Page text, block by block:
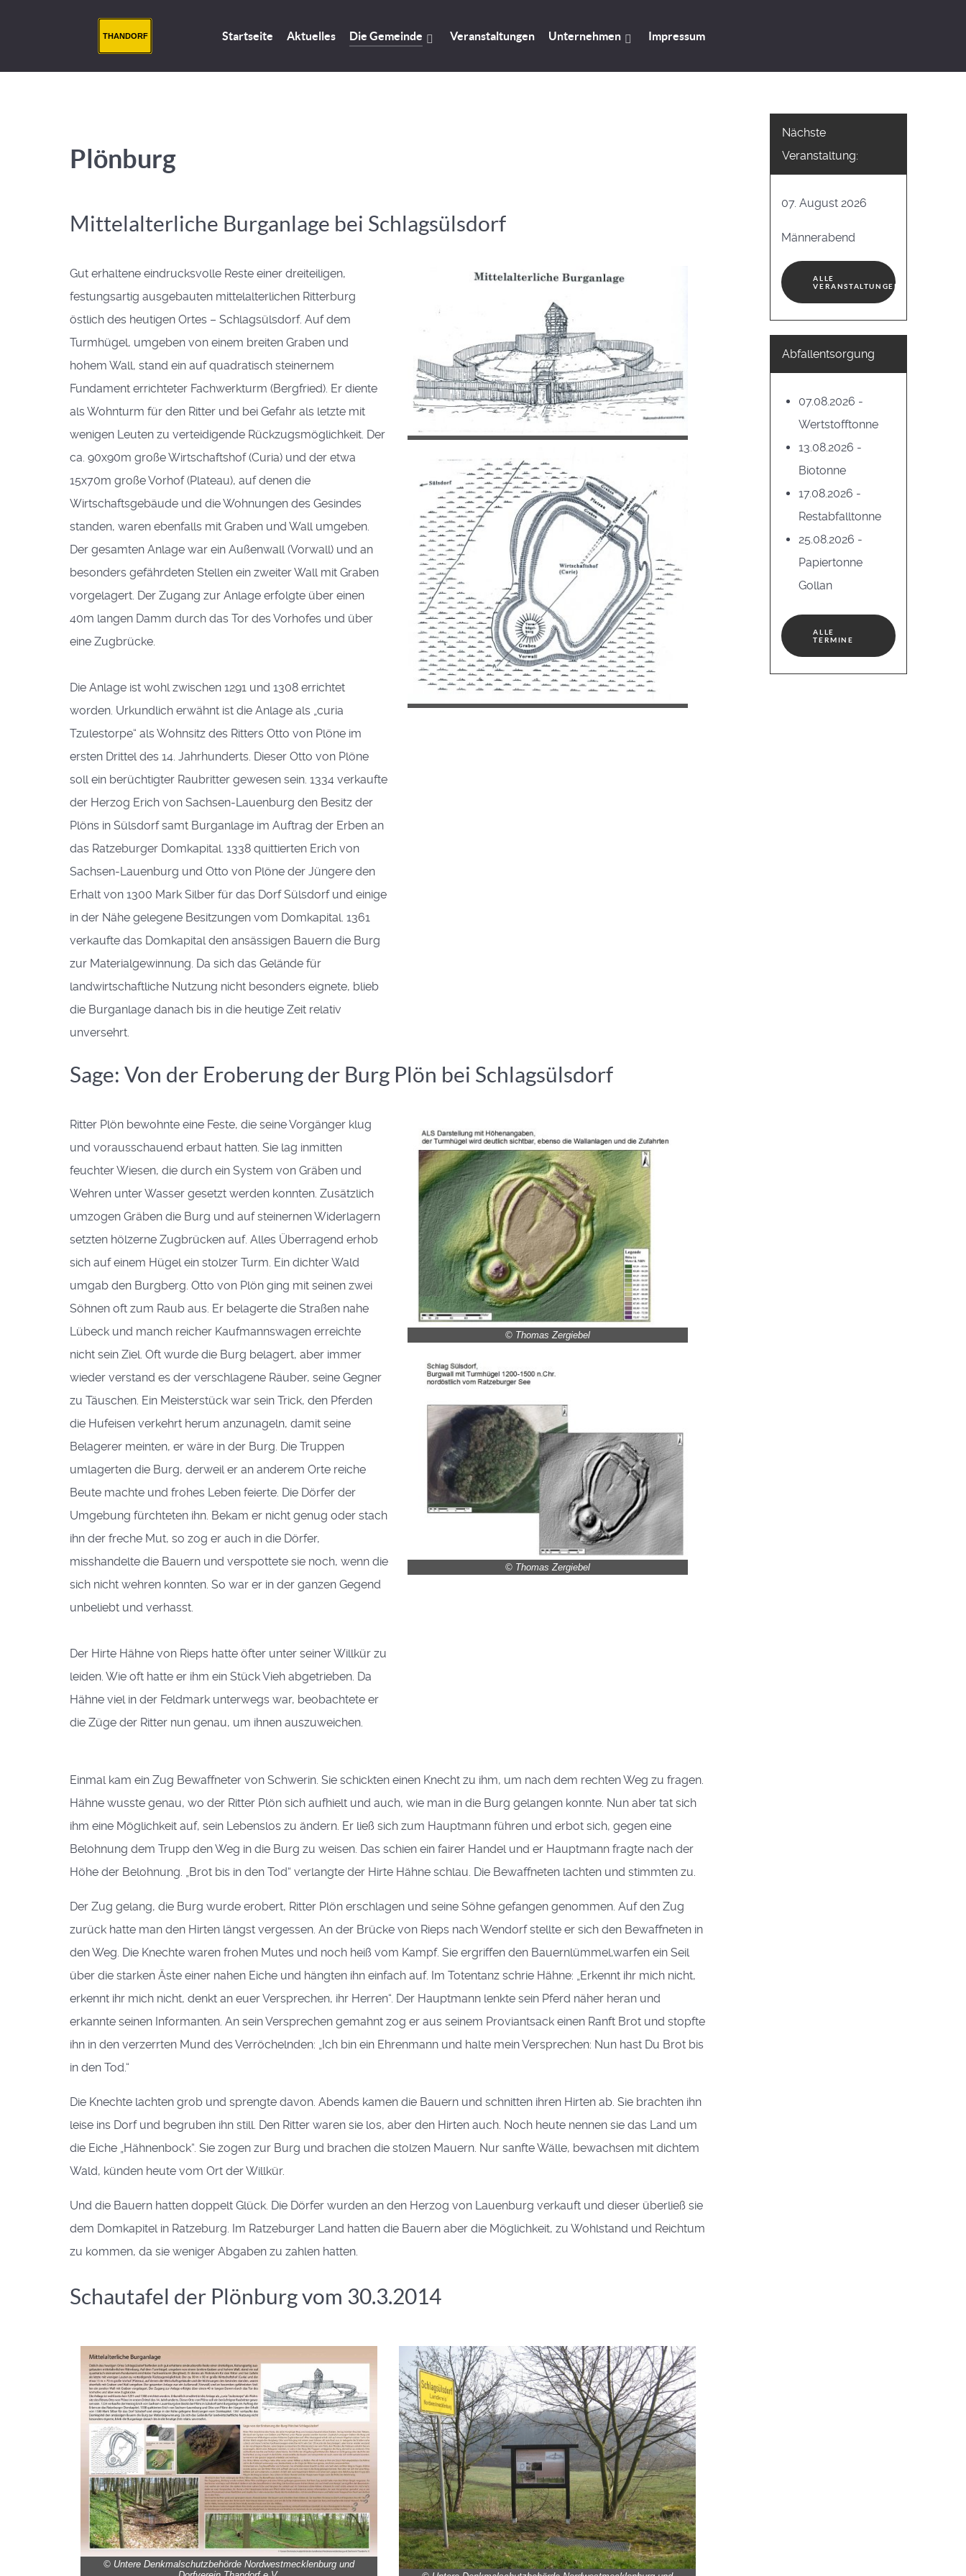
THANDORF Startseite Aktuelles Die Gemeinde Veranstaltungen Unternehmen Impressum
Plönburg
Mittelalterliche Burganlage bei Schlagsülsdorf
Gut erhaltene eindrucksvolle Reste einer dreiteiligen,
festungsartig ausgebauten mittelalterlichen Ritterburg
östlich des heutigen Ortes – Schlagsülsdorf. Auf dem
Turmhügel, umgeben von einem breiten Graben und
hohem Wall, stand ein auf quadratisch steinernem
Fundament errichteter Fachwerkturm (Bergfried). Er diente
als Wohnturm für den Ritter und bei Gefahr als letzte mit
wenigen Leuten zu verteidigende Rückzugsmöglichkeit. Der
ca. 90x90m große Wirtschaftshof (Curia) und der etwa
15x70m große Vorhof (Plateau), auf denen die
Wirtschaftsgebäude und die Wohnungen des Gesindes
standen, waren ebenfalls mit Graben und Wall umgeben.
Der gesamten Anlage war ein Außenwall (Vorwall) und an
besonders gefährdeten Stellen ein zweiter Wall mit Graben
vorgelagert. Der Zugang zur Anlage erfolgte über einen
40m langen Damm durch das Tor des Vorhofes und über
eine Zugbrücke.
Die Anlage ist wohl zwischen 1291 und 1308 errichtet
worden. Urkundlich erwähnt ist die Anlage als „curia
Tzulestorpe“ als Wohnsitz des Ritters Otto von Plöne im
ersten Drittel des 14. Jahrhunderts. Dieser Otto von Plöne
soll ein berüchtigter Raubritter gewesen sein. 1334 verkaufte
der Herzog Erich von Sachsen-Lauenburg den Besitz der
Plöns in Sülsdorf samt Burganlage im Auftrag der Erben an
das Ratzeburger Domkapital. 1338 quittierten Erich von
Sachsen-Lauenburg und Otto von Plöne der Jüngere den
Erhalt von 1300 Mark Silber für das Dorf Sülsdorf und einige
in der Nähe gelegene Besitzungen vom Domkapital. 1361
verkaufte das Domkapital den ansässigen Bauern die Burg
zur Materialgewinnung. Da sich das Gelände für
landwirtschaftliche Nutzung nicht besonders eignete, blieb
die Burganlage danach bis in die heutige Zeit relativ
unversehrt.
Sage: Von der Eroberung der Burg Plön bei Schlagsülsdorf
Ritter Plön bewohnte eine Feste, die seine Vorgänger klug
und vorausschauend erbaut hatten. Sie lag inmitten
feuchter Wiesen, die durch ein System von Gräben und
Wehren unter Wasser gesetzt werden konnten. Zusätzlich
umzogen Gräben die Burg und auf steinernen Widerlagern
setzten hölzerne Zugbrücken auf. Alles Überragend erhob
sich auf einem Hügel ein stolzer Turm. Ein dichter Wald
umgab den Burgberg. Otto von Plön ging mit seinen zwei
Söhnen oft zum Raub aus. Er belagerte die Straßen nahe
Lübeck und manch reicher Kaufmannswagen erreichte
nicht sein Ziel. Oft wurde die Burg belagert, aber immer
wieder verstand es der verschlagene Räuber, seine Gegner
zu Täuschen. Ein Meisterstück war sein Trick, den Pferden
die Hufeisen verkehrt herum anzunageln, damit seine
Belagerer meinten, er wäre in der Burg. Die Truppen
umlagerten die Burg, derweil er an anderem Orte reiche
Beute machte und frohes Leben feierte. Die Dörfer der
Umgebung fürchteten ihn. Bekam er nicht genug oder stach
ihn der freche Mut, so zog er auch in die Dörfer,
misshandelte die Bauern und verspottete sie noch, wenn die
sich nicht wehren konnten. So war er in der ganzen Gegend
unbeliebt und verhasst.
Der Hirte Hähne von Rieps hatte öfter unter seiner Willkür zu
leiden. Wie oft hatte er ihm ein Stück Vieh abgetrieben. Da
Hähne viel in der Feldmark unterwegs war, beobachtete er
die Züge der Ritter nun genau, um ihnen auszuweichen.
© Thomas Zergiebel
© Thomas Zergiebel
Einmal kam ein Zug Bewaffneter von Schwerin. Sie schickten einen Knecht zu ihm, um nach dem rechten Weg zu fragen.
Hähne wusste genau, wo der Ritter Plön sich aufhielt und auch, wie man in die Burg gelangen konnte. Nun aber tat sich
ihm eine Möglichkeit auf, sein Lebenslos zu ändern. Er ließ sich zum Hauptmann führen und erbot sich, gegen eine
Belohnung dem Trupp den Weg in die Burg zu weisen. Das schien ein fairer Handel und er Hauptmann fragte nach der
Höhe der Belohnung. „Brot bis in den Tod“ verlangte der Hirte Hähne schlau. Die Bewaffneten lachten und stimmten zu.
Der Zug gelang, die Burg wurde erobert, Ritter Plön erschlagen und seine Söhne gefangen genommen. Auf den Zug
zurück hatte man den Hirten längst vergessen. An der Brücke von Rieps nach Wendorf stellte er sich den Bewaffneten in
den Weg. Die Knechte waren frohen Mutes und noch heiß vom Kampf. Sie ergriffen den Bauernlümmel,warfen ein Seil
über die starken Äste einer nahen Eiche und hängten ihn einfach auf. Im Totentanz schrie Hähne: „Erkennt ihr mich nicht,
erkennt ihr mich nicht, denkt an euer Versprechen, ihr Herren“. Der Hauptmann lenkte sein Pferd näher heran und
erkannte seinen Informanten. An sein Versprechen gemahnt zog er aus seinem Proviantsack einen Ranft Brot und stopfte
ihn in den verzerrten Mund des Verröchelnden: „Ich bin ein Ehrenmann und halte mein Versprechen: Nun hast Du Brot bis
in den Tod.“
Die Knechte lachten grob und sprengte davon. Abends kamen die Bauern und schnitten ihren Hirten ab. Sie brachten ihn
leise ins Dorf und begruben ihn still. Den Ritter waren sie los, aber den Hirten auch. Noch heute nennen sie das Land um
die Eiche „Hähnenbock“. Sie zogen zur Burg und brachen die stolzen Mauern. Nur sanfte Wälle, bewachsen mit dichtem
Wald, künden heute vom Ort der Willkür.
Und die Bauern hatten doppelt Glück. Die Dörfer wurden an den Herzog von Lauenburg verkauft und dieser überließ sie
dem Domkapitel in Ratzeburg. Im Ratzeburger Land hatten die Bauern aber die Möglichkeit, zu Wohlstand und Reichtum
zu kommen, da sie weniger Abgaben zu zahlen hatten.
Schautafel der Plönburg vom 30.3.2014
© Untere Denkmalschutzbehörde Nordwestmecklenburg und
Nächste
Veranstaltung:
07. August 2026
Männerabend
ALLE
VERANSTALTUNGEN
Abfallentsorgung
07.08.2026 -
Wertstofftonne
13.08.2026 -
Biotonne
17.08.2026 -
Restabfalltonne
25.08.2026 -
Papiertonne
Gollan
ALLE
TERMINE